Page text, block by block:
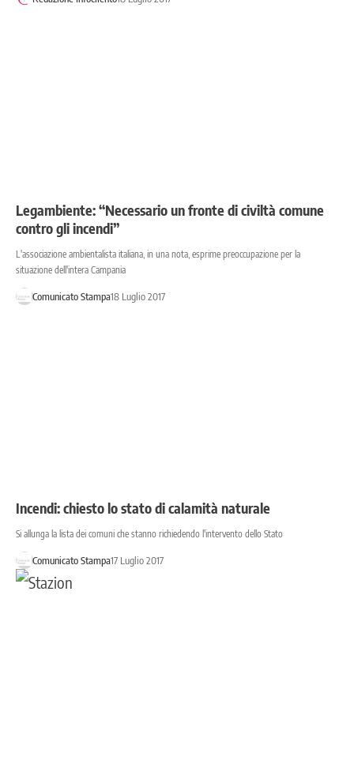
Legambiente: “Necessario un fronte di civiltà comune
contro gli incendi”
L'associazione ambientalista italiana, in una nota, esprime preoccupazione per la
situazione dell'intera Campania
Comunicato Stampa18 Luglio 2017
Incendi: chiesto lo stato di calamità naturale
Si allunga la lista dei comuni che stanno richiedendo l'intervento dello Stato
Comunicato Stampa17 Luglio 2017